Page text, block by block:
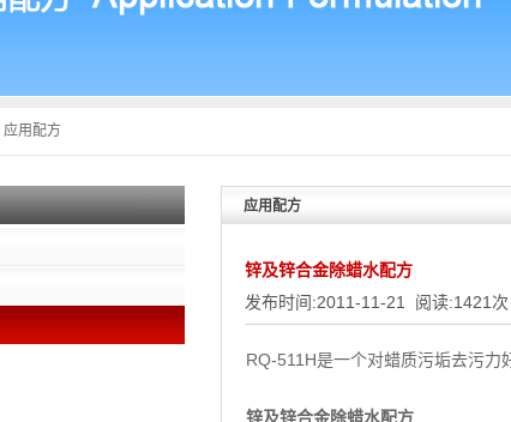
应用配方
应用配方
锌及锌合金除蜡水配方
发布时间:2011-11-21 阅读:1421次
RQ-511H是一个对蜡质污垢去污力
锌及锌合金除蜡水配方